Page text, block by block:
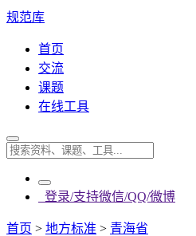
规范库
首页
交流
课题
在线工具
登录/支持微信/QQ/微博
首页 > 地方标准 > 青海省